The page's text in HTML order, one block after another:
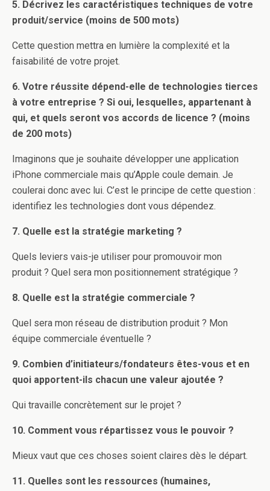
5. Décrivez les caractéristiques techniques de votre
produit/service (moins de 500 mots)
Cette question mettra en lumière la complexité et la
faisabilité de votre projet.
6. Votre réussite dépend-elle de technologies tierces
à votre entreprise ? Si oui, lesquelles, appartenant à
qui, et quels seront vos accords de licence ? (moins
de 200 mots)
Imaginons que je souhaite développer une application
iPhone commerciale mais qu’Apple coule demain. Je
coulerai donc avec lui. C’est le principe de cette question :
identifiez les technologies dont vous dépendez.
7. Quelle est la stratégie marketing ?
Quels leviers vais-je utiliser pour promouvoir mon
produit ? Quel sera mon positionnement stratégique ?
8. Quelle est la stratégie commerciale ?
Quel sera mon réseau de distribution produit ? Mon
équipe commerciale éventuelle ?
9. Combien d’initiateurs/fondateurs êtes-vous et en
quoi apportent-ils chacun une valeur ajoutée ?
Qui travaille concrètement sur le projet ?
10. Comment vous répartissez vous le pouvoir ?
Mieux vaut que ces choses soient claires dès le départ.
11. Quelles sont les ressources (humaines,